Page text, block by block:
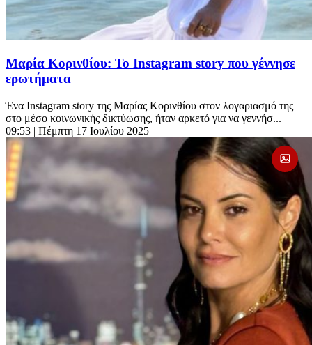
Μαρία Κορινθίου: Το Instagram story που γέννησε
ερωτήματα
Ένα Instagram story της Μαρίας Κορινθίου στον λογαριασμό της
στο μέσο κοινωνικής δικτύωσης, ήταν αρκετό για να γεννήσ...
09:53 | Πέμπτη 17 Ιουλίου 2025